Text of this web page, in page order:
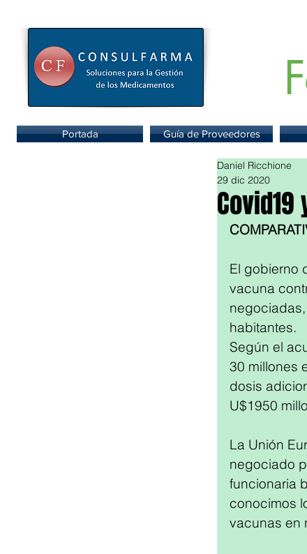
Portada Guía de Proveedores
Daniel Ricchione
29 dic 2020
El gobierno
vacuna
habitantes.
Según el
30 millones
dosis
U$1950
La Unión
negociado
funcionaria
conocimos
vacunas en